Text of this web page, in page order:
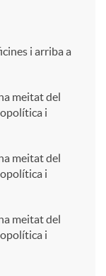
i arriba a
meitat del
i
meitat del
i
meitat del
i